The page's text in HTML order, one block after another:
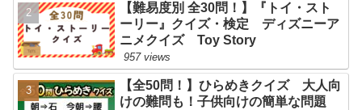
【難易度別 全30問！】『トイ・スト
ーリー』クイズ・検定 ディズニーア
ニメクイズ Toy Story
957 views
【全50問！】ひらめきクイズ 大人向
けの難問も！子供向けの簡単な問題